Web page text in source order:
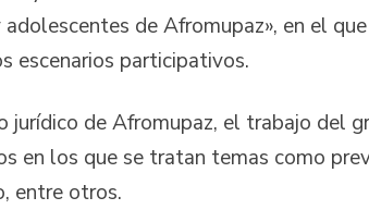
de Afromupaz», en el
escenarios participativos.
de Afromupaz, el trabajo del
en los que se tratan temas como
entre otros.